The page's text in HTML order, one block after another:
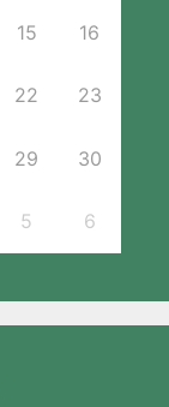
15 16
22 23
29 30
5 6